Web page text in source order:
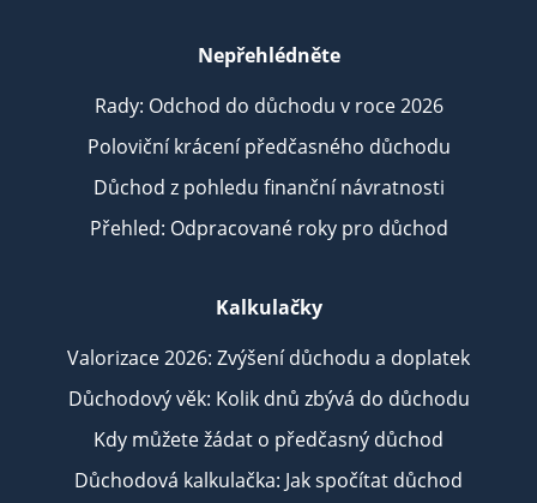
Nepřehlédněte
Rady: Odchod do důchodu v roce 2026
Poloviční krácení předčasného důchodu
Důchod z pohledu finanční návratnosti
Přehled: Odpracované roky pro důchod
Kalkulačky
Valorizace 2026: Zvýšení důchodu a doplatek
Důchodový věk: Kolik dnů zbývá do důchodu
Kdy můžete žádat o předčasný důchod
Důchodová kalkulačka: Jak spočítat důchod